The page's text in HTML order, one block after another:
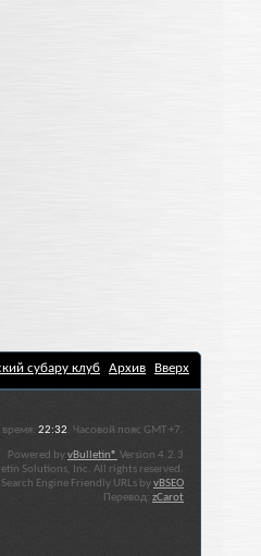
субару клуб Архив Вверх
время: 22:32. Часовой пояс GMT +7.
Powered byvBulletin® Version 4.2.3
Solutions, Inc. All rights reserved.
Search Engine Friendly URLs byvBSEO
Перевод: zCarot